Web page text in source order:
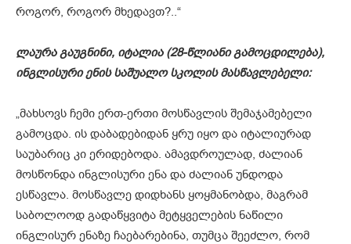
როგორ, როგორ მხედავთ?..“
ლაურა გაუგნინი, იტალია (28-წლიანი გამოცდილება),
ინგლისური ენის საშუალო სკოლის მასწავლებელი:
„მახსოვს ჩემი ერთ-ერთი მოსწავლის შემაჯამებელი
გამოცდა. ის დაბადებიდან ყრუ იყო და იტალიურად
საუბარიც კი ერიდებოდა. ამავდროულად, ძალიან
მოსწონდა ინგლისური ენა და ძალიან უნდოდა
ესწავლა. მოსწავლე დიდხანს ყოყმანობდა, მაგრამ
საბოლოოდ გადაწყვიტა მეტყველების ნაწილი
ინგლისურ ენაზე ჩაებარებინა, თუმცა შეეძლო, რომ